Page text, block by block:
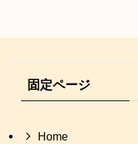
固定ページ
Home